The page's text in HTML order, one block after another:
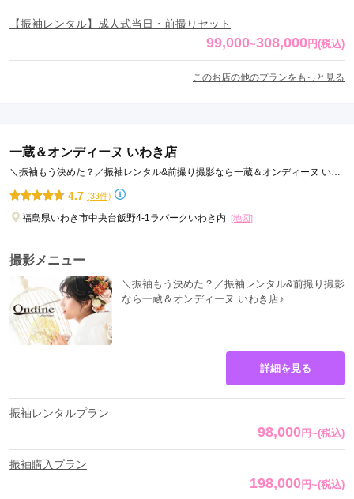
【振袖レンタル】成人式当日・前撮りセット
99,000~308,000 円(税込)
このお店の他のプランをもっと見る
一蔵＆オンディーヌ いわき店
＼振袖もう決めた？／振袖レンタル&前撮り撮影なら一蔵＆オンディーヌ いわ
4.7 (33件)
福島県いわき市中央台飯野4-1ラパークいわき内 [地図]
撮影メニュー
＼振袖もう決めた？／振袖レンタル&前撮り撮影
なら一蔵＆オンディーヌ いわき店♪
詳細を見る
振袖レンタルプラン
98,000 円~(税込)
振袖購入プラン
198,000 円~(税込)